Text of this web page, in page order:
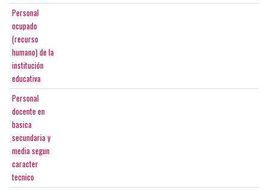
Personal
ocupado
(recurso
humano) de la
institución
educativa
Personal
docente en
basica
secundaria y
media segun
caracter
tecnico